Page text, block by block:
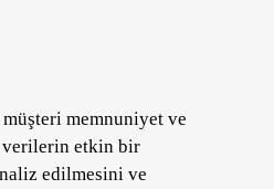
memnuniyet ve
etkin bir
edilmesini ve